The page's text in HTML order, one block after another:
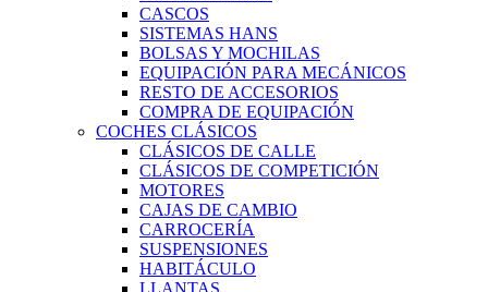
CASCOS
SISTEMAS HANS
BOLSAS Y MOCHILAS
EQUIPACIÓN PARA MECÁNICOS
RESTO DE ACCESORIOS
COMPRA DE EQUIPACIÓN
COCHES CLÁSICOS
CLÁSICOS DE CALLE
CLÁSICOS DE COMPETICIÓN
MOTORES
CAJAS DE CAMBIO
CARROCERÍA
SUSPENSIONES
HABITÁCULO
LLANTAS